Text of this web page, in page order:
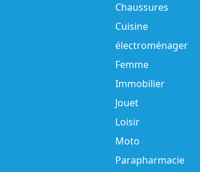
Chaussures
Cuisine
électroménager
Femme
Immobilier
Jouet
Loisir
Moto
Parapharmacie